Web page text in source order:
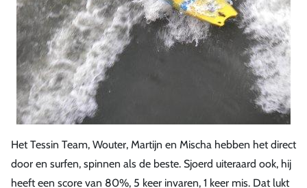
Het Tessin Team, Wouter, Martijn en Mischa hebben het direct
door en surfen, spinnen als de beste. Sjoerd uiteraard ook, hij
heeft een score van 80%, 5 keer invaren, 1 keer mis. Dat lukt